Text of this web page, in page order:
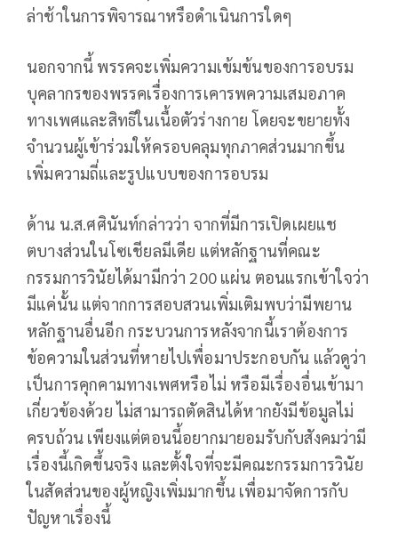
ล่าช้าในการพิจารณาหรือดำเนินการใดๆ
นอกจากนี้ พรรคจะเพิ่มความเข้มข้นของการอบรม
บุคลากรของพรรคเรื่องการเคารพความเสมอภาค
ทางเพศและสิทธิในเนื้อตัวร่างกาย โดยจะขยายทั้ง
จำนวนผู้เข้าร่วมให้ครอบคลุมทุกภาคส่วนมากขึ้น
เพิ่มความถี่และรูปแบบของการอบรม
ด้าน น.ส.ศศินันท์กล่าวว่า จากที่มีการเปิดเผยแช
ตบางส่วนในโซเชียลมีเดีย แต่หลักฐานที่คณะ
กรรมการวินัยได้มามีกว่า 200 แผ่น ตอนแรกเข้าใจว่า
มีแค่นั้น แต่จากการสอบสวนเพิ่มเติมพบว่ามีพยาน
หลักฐานอื่นอีก กระบวนการหลังจากนี้เราต้องการ
ข้อความในส่วนที่หายไปเพื่อมาประกอบกัน แล้วดูว่า
เป็นการคุกคามทางเพศหรือไม่ หรือมีเรื่องอื่นเข้ามา
เกี่ยวข้องด้วย ไม่สามารถตัดสินได้หากยังมีข้อมูลไม่
ครบถ้วน เพียงแต่ตอนนี้อยากมายอมรับกับสังคมว่ามี
เรื่องนี้เกิดขึ้นจริง และตั้งใจที่จะมีคณะกรรมการวินัย
ในสัดส่วนของผู้หญิงเพิ่มมากขึ้น เพื่อมาจัดการกับ
ปัญหาเรื่องนี้